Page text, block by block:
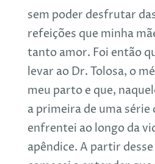
sem poder desfrutar
refeições que minha
tanto amor. Foi então
levar ao Dr. Tolosa, o
meu parto e que,
a primeira de uma série
enfrentei ao longo da
apêndice. A partir